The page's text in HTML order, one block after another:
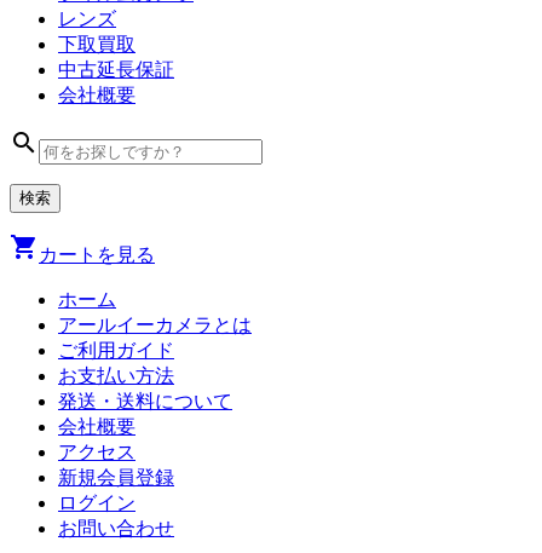
レンズ
下取買取
中古延長保証
会社概要
search
shopping_cart カートを見る
ホーム
アールイーカメラとは
ご利用ガイド
お支払い方法
発送・送料について
会社概要
アクセス
新規会員登録
ログイン
お問い合わせ